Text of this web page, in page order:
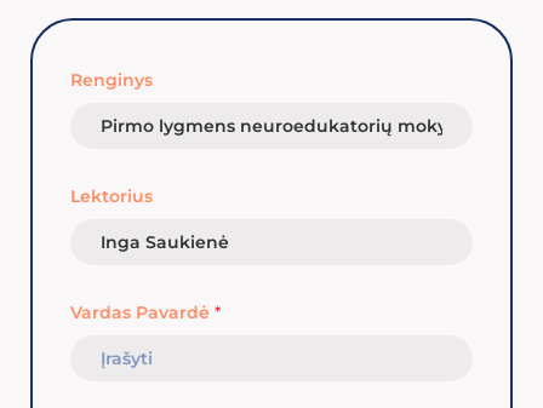
Renginys
Lektorius
Vardas Pavardė *